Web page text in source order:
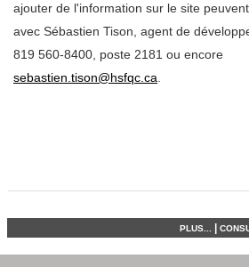
ajouter de l'information sur le site
avec Sébastien Tison, agent de
819 560-8400, poste 2181 ou encore
sebastien.tison@hsfqc.ca
PLUS...